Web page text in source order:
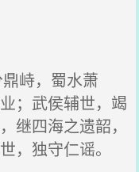
峙，蜀水萧
；武侯辅世，竭
继四海之遗韶，
，独守仁谣。